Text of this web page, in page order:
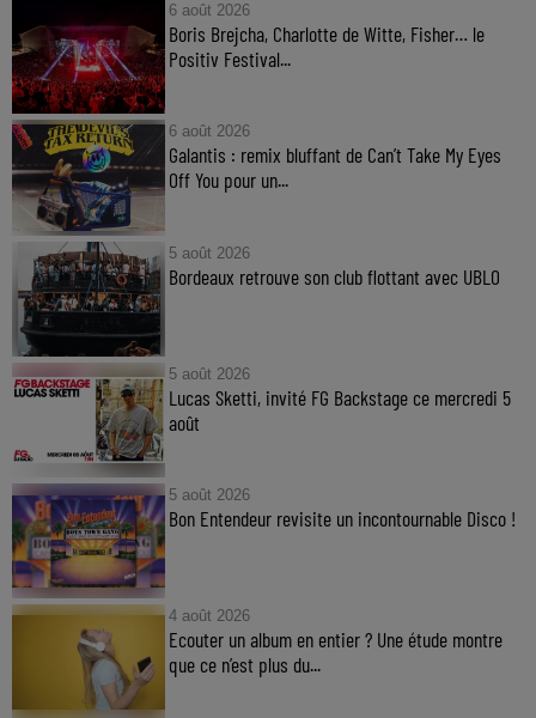
6 août 2026
Boris Brejcha, Charlotte de Witte, Fisher… le
Positiv Festival...
6 août 2026
Galantis : remix bluffant de Can’t Take My Eyes
Off You pour un...
5 août 2026
Bordeaux retrouve son club flottant avec UBLO
5 août 2026
Lucas Sketti, invité FG Backstage ce mercredi 5
août
5 août 2026
Bon Entendeur revisite un incontournable Disco !
4 août 2026
Ecouter un album en entier ? Une étude montre
que ce n’est plus du...